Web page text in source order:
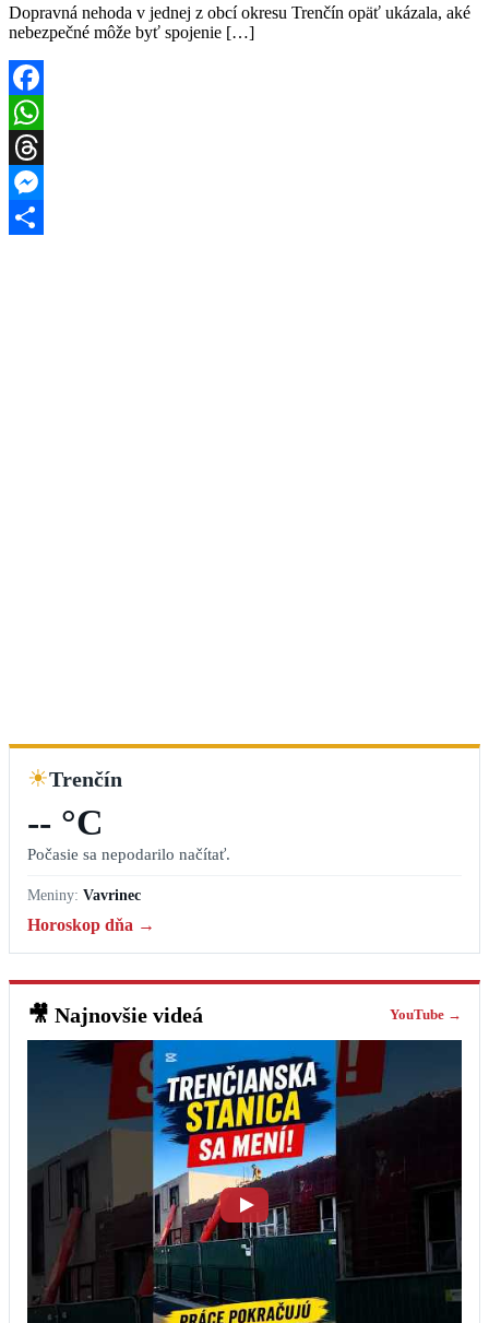
Dopravná nehoda v jednej z obcí okresu Trenčín opäť ukázala, aké
nebezpečné môže byť spojenie […]
Facebook
WhatsApp
Threads
Messenger
☀Trenčín
-- °C
Počasie sa nepodarilo načítať.
Meniny: Vavrinec
Horoskop dňa →
🎥 Najnovšie videá YouTube →